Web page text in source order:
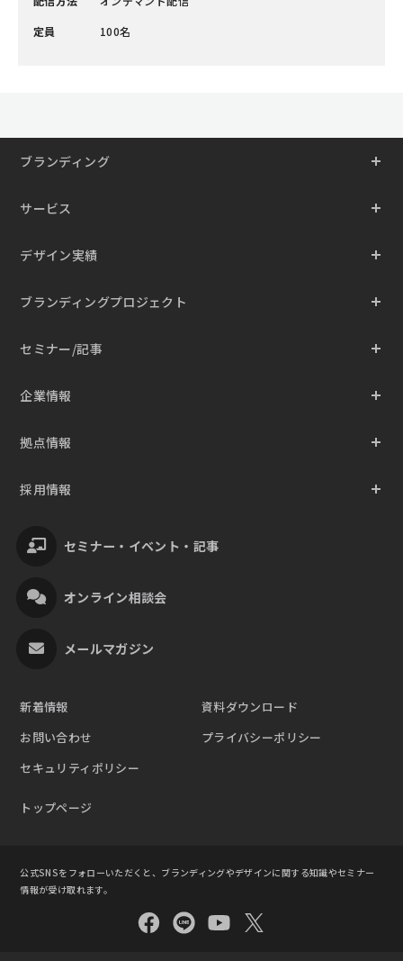
定員
100名
セミナー・イベント・記事
オンライン相談会
メールマガジン
ブランディング
サービス
デザイン実績
ブランディングプロジェクト
セミナー/記事
企業情報
拠点情報
採用情報
新着情報
資料ダウンロード
お問い合わせ
プライバシーポリシー
セキュリティポリシー
トップページ
公式SNSをフォローいただくと、ブランディングやデザインに関する知識やセミナー
情報が受け取れます。